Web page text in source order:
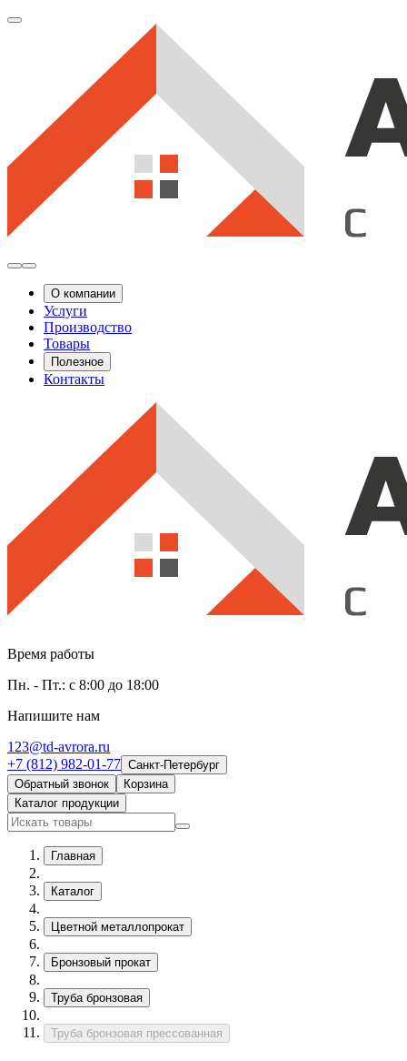
О компании
Услуги
Производство
Товары
Полезное
Контакты
Время работы
Пн. - Пт.: с 8:00 до 18:00
Напишите нам
123@td-avrora.ru
+7 (812) 982-01-77 Санкт-Петербург
Обратный звонок
Корзина
Каталог продукции
Главная
Каталог
Цветной металлопрокат
Бронзовый прокат
Труба бронзовая
Труба бронзовая прессованная